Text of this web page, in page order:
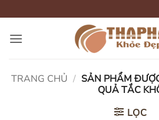
qua
nội
TRANG CHỦ / SẢN PHẨM
QUẢ TẮC
LỌC